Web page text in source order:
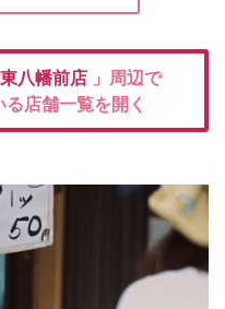
八幡前店 」周辺で
店舗一覧を開く